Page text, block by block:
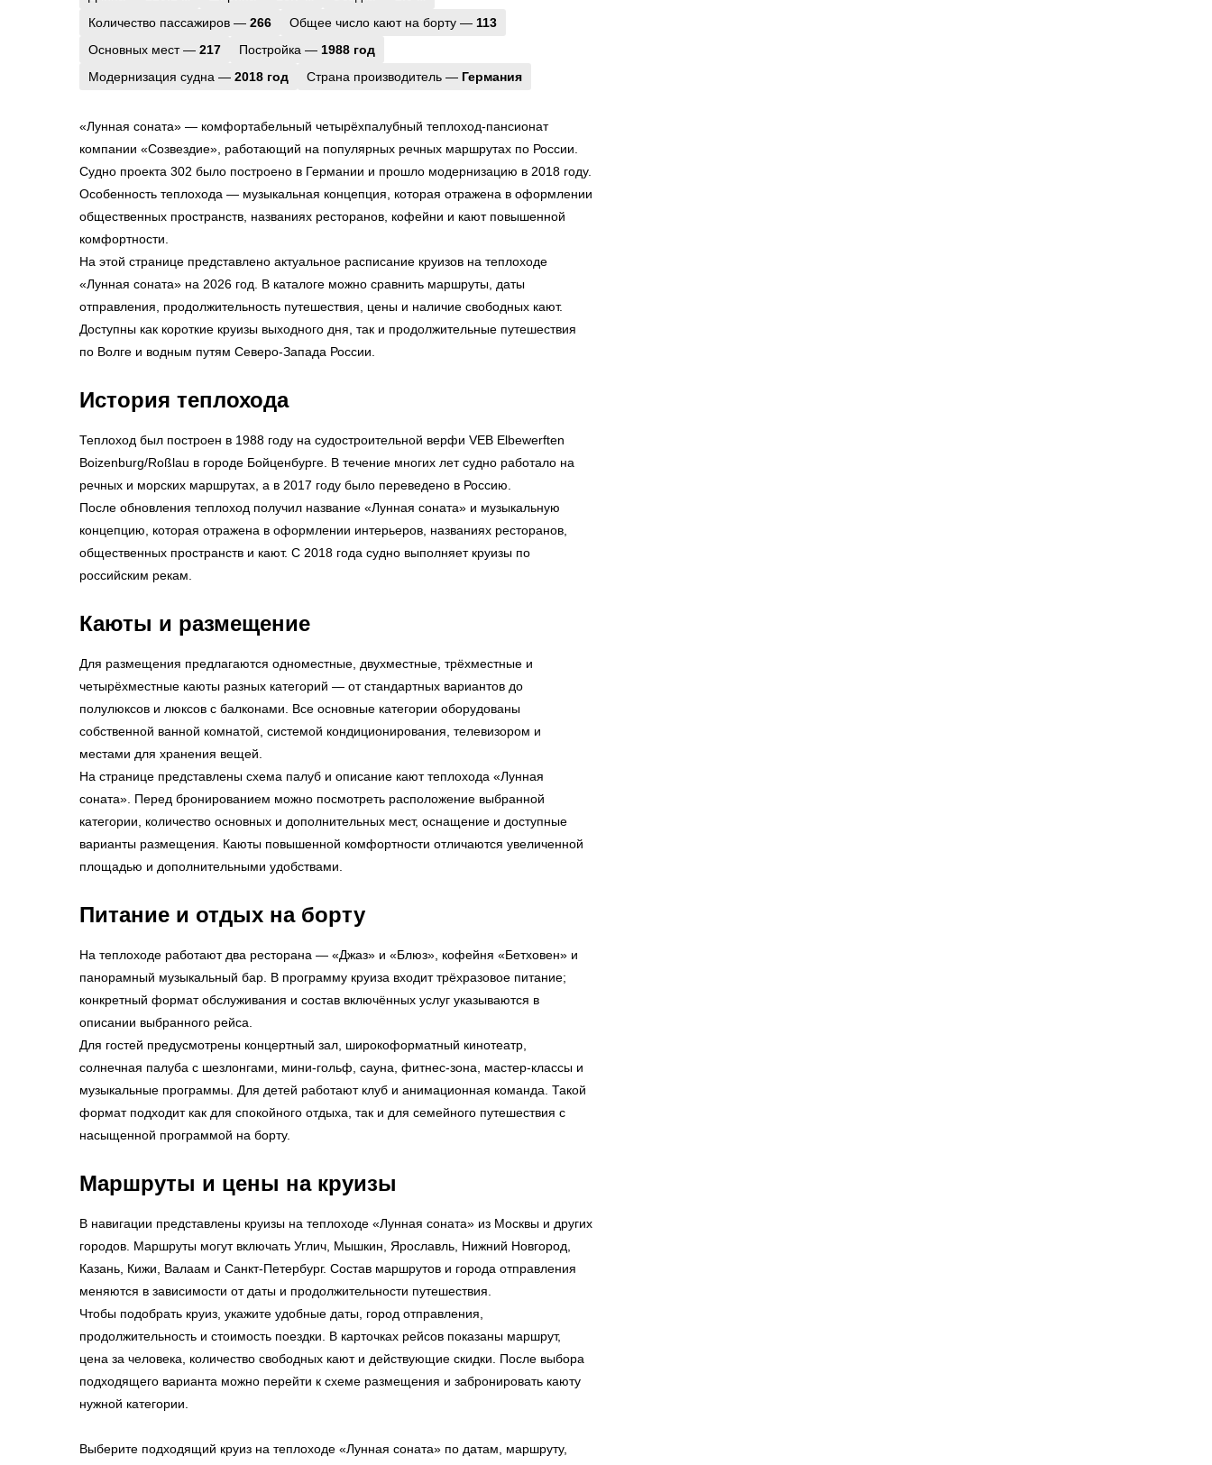
Количество пассажиров — 266 Общее число кают на борту — 113
Основных мест — 217 Постройка — 1988 год
Модернизация судна — 2018 год Страна производитель — Германия
«Лунная соната» — комфортабельный четырёхпалубный теплоход-пансионат
компании «Созвездие», работающий на популярных речных маршрутах по России.
Судно проекта 302 было построено в Германии и прошло модернизацию в 2018 году.
Особенность теплохода — музыкальная концепция, которая отражена в оформлении
общественных пространств, названиях ресторанов, кофейни и кают повышенной
комфортности.
На этой странице представлено актуальное расписание круизов на теплоходе
«Лунная соната» на 2026 год. В каталоге можно сравнить маршруты, даты
отправления, продолжительность путешествия, цены и наличие свободных кают.
Доступны как короткие круизы выходного дня, так и продолжительные путешествия
по Волге и водным путям Северо-Запада России.
История теплохода
Теплоход был построен в 1988 году на судостроительной верфи VEB Elbewerften
Boizenburg/Roßlau в городе Бойценбурге. В течение многих лет судно работало на
речных и морских маршрутах, а в 2017 году было переведено в Россию.
После обновления теплоход получил название «Лунная соната» и музыкальную
концепцию, которая отражена в оформлении интерьеров, названиях ресторанов,
общественных пространств и кают. С 2018 года судно выполняет круизы по
российским рекам.
Каюты и размещение
Для размещения предлагаются одноместные, двухместные, трёхместные и
четырёхместные каюты разных категорий — от стандартных вариантов до
полулюксов и люксов с балконами. Все основные категории оборудованы
собственной ванной комнатой, системой кондиционирования, телевизором и
местами для хранения вещей.
На странице представлены схема палуб и описание кают теплохода «Лунная
соната». Перед бронированием можно посмотреть расположение выбранной
категории, количество основных и дополнительных мест, оснащение и доступные
варианты размещения. Каюты повышенной комфортности отличаются увеличенной
площадью и дополнительными удобствами.
Питание и отдых на борту
На теплоходе работают два ресторана — «Джаз» и «Блюз», кофейня «Бетховен» и
панорамный музыкальный бар. В программу круиза входит трёхразовое питание;
конкретный формат обслуживания и состав включённых услуг указываются в
описании выбранного рейса.
Для гостей предусмотрены концертный зал, широкоформатный кинотеатр,
солнечная палуба с шезлонгами, мини-гольф, сауна, фитнес-зона, мастер-классы и
музыкальные программы. Для детей работают клуб и анимационная команда. Такой
формат подходит как для спокойного отдыха, так и для семейного путешествия с
насыщенной программой на борту.
Маршруты и цены на круизы
В навигации представлены круизы на теплоходе «Лунная соната» из Москвы и других
городов. Маршруты могут включать Углич, Мышкин, Ярославль, Нижний Новгород,
Казань, Кижи, Валаам и Санкт-Петербург. Состав маршрутов и города отправления
меняются в зависимости от даты и продолжительности путешествия.
Чтобы подобрать круиз, укажите удобные даты, город отправления,
продолжительность и стоимость поездки. В карточках рейсов показаны маршрут,
цена за человека, количество свободных кают и действующие скидки. После выбора
подходящего варианта можно перейти к схеме размещения и забронировать каюту
нужной категории.
Выберите подходящий круиз на теплоходе «Лунная соната» по датам, маршруту,